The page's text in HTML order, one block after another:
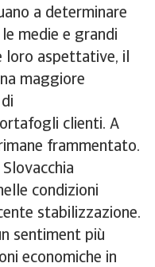
a determinare
medie e grandi
loro aspettative, il
maggiore
clienti. A
frammentato.
condizioni
stabilizzazione.
sentiment più
economiche in